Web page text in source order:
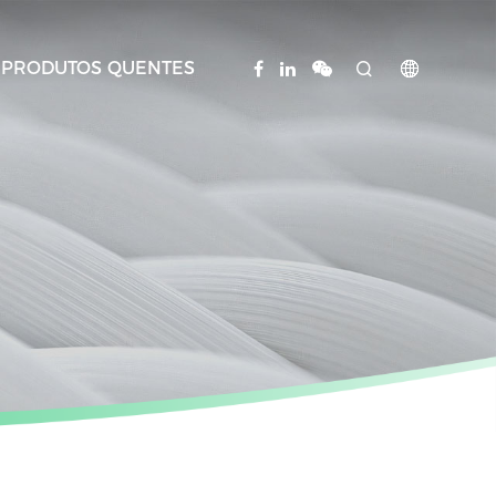
PRODUTOS QUENTES  